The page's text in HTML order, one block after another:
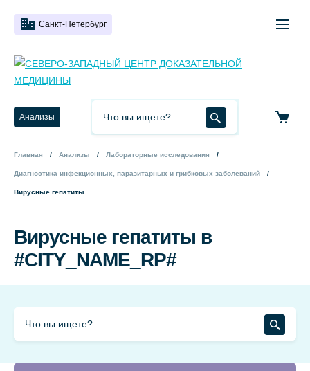
Санкт-Петербург
Анализы
Главная Анализы Лабораторные исследования
Диагностика инфекционных, паразитарных и грибковых заболеваний
Вирусные гепатиты
Вирусные гепатиты в
#CITY_NAME_RP#